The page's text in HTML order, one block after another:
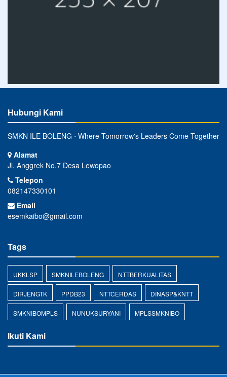
Hubungi Kami
SMKN ILE BOLENG ⋅ Where Tomorrow's Leaders Come Together
Alamat
Jl. Anggrek No.7 Desa Lewopao
Telepon
082147330101
Email
esemkaibo@gmail.com
Tags
UKKLSP SMKNILEBOLENG NTTBERKUALITAS
DIRJENGTK PPDB23 NTTCERDAS DINASP&KNTT
SMKNIBOMPLS NUNUKSURYANI MPLSSMKNIBO
Ikuti Kami